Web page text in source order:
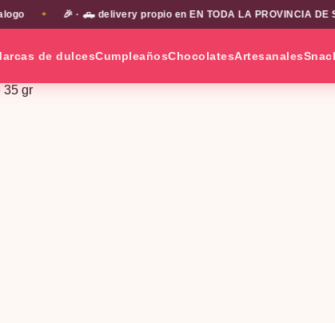
✦ 🎉 · 🛻 delivery propio en EN TODA LA PROVINCIA DE
de dulcesCumpleañosChocolatesArtesanales
gr